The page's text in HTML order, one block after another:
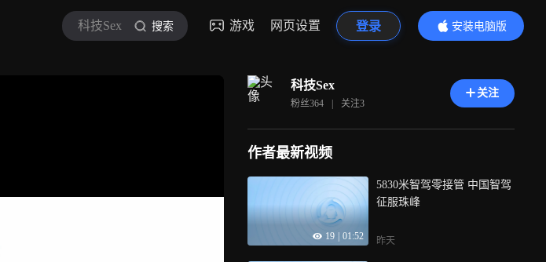
科技Sex 搜索 游戏 网页设置 登录
安装电脑版
内容更精彩
科技Sex
粉丝364 | 关注3
关注
作者最新视频
19 01:52
5830米智驾零接管 中国智驾
征服珠峰
昨天